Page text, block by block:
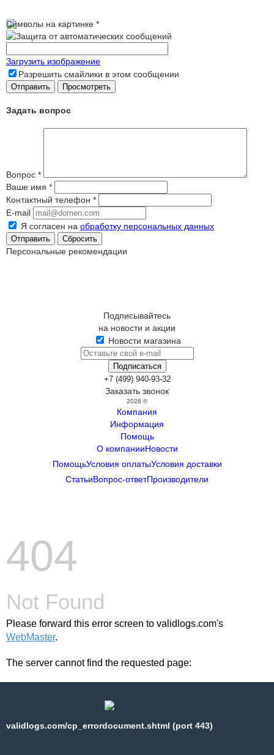
Символы на картинке *
Загрузить изображение
Разрешить смайлики в этом сообщении
Задать вопрос
Вопрос *
Ваше имя *
Контактный телефон *
E-mail
Я согласен на обработку персональных данных
Сбросить
Персональные рекомендации
Подписывайтесь
на новости и акции
Новости магазина
+7 (499) 940-93-32
Заказать звонок
2026 ©
Компания
Информация
Помощь
О компанииНовости
ПомощьУсловия оплатыУсловия доставки
СтатьиВопрос-ответПроизводители
404
Not Found
Please forward this error screen to validlogs.com's
WebMaster.
The server cannot find the requested page:
validlogs.com/cp_errordocument.shtml (port 443)